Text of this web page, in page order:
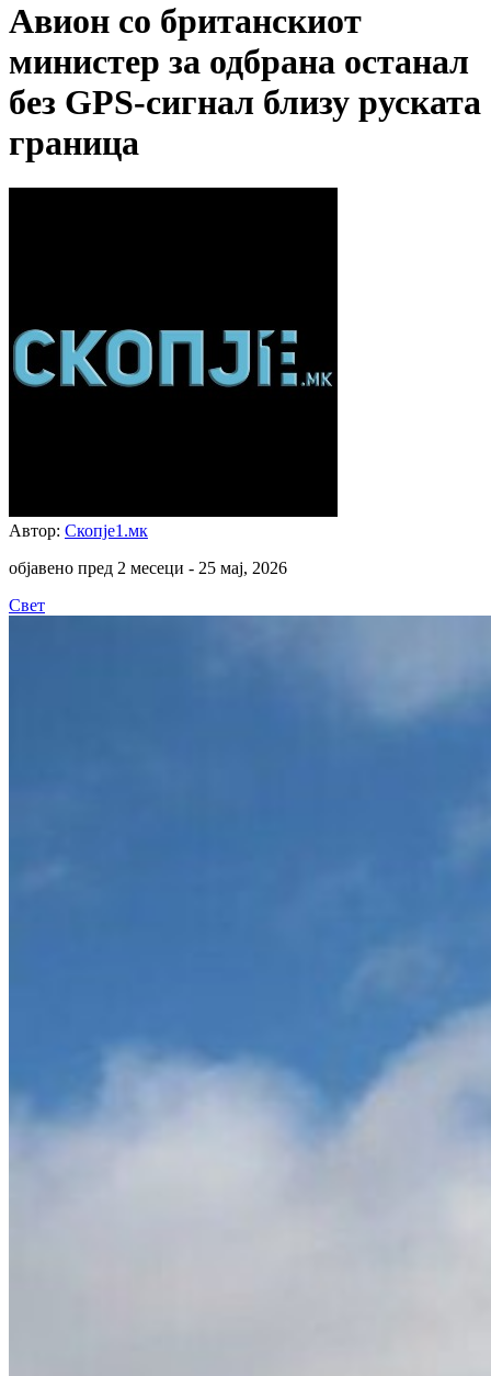
Авион со британскиот
министер за одбрана останал
без GPS-сигнал близу руската
граница
Автор: Скопје1.мк
објавено пред 2 месеци - 25 мај, 2026
Свет